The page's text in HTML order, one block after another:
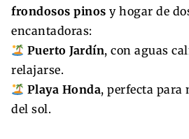
frondosos pinos y hogar de
encantadoras:
Puerto Jardín, con aguas
relajarse.
Playa Honda, perfecta
del sol.